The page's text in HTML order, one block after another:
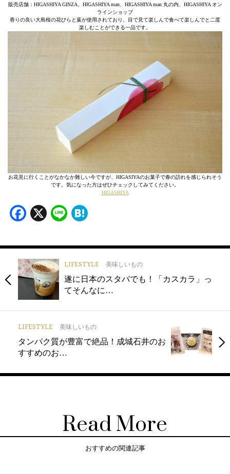
販売店舗：HIGASHIYA GINZA、HIGASHIYA man、HIGASHIYA man 丸の内、HIGASHIYA オン
ラインショップ
香りの良い大島桜の花びらと葉が使用されており、目で見て楽しんで食べて楽しんでと二度
楽しむことができる一品です。
お花見に行くことがなかなか難しい今ですが、HIGASIYAのお菓子で春の訪れを感じられそう
です。気になった方はぜひチェックしてみてください。
HIGASHIYA
Facebook
X Line
LIFESTYLE 美味しいもの
遂に日本のスタバでも！「カスカラ」っ
てそんなに…
LIFESTYLE 美味しいもの
タンパク質が豊富で絶品！成城石井のお
すすめのお…
Read More
おすすめの関連記事